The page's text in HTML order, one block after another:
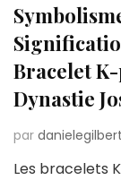
Bracelet
Dynastie
par danielegilbert
Les bracelets